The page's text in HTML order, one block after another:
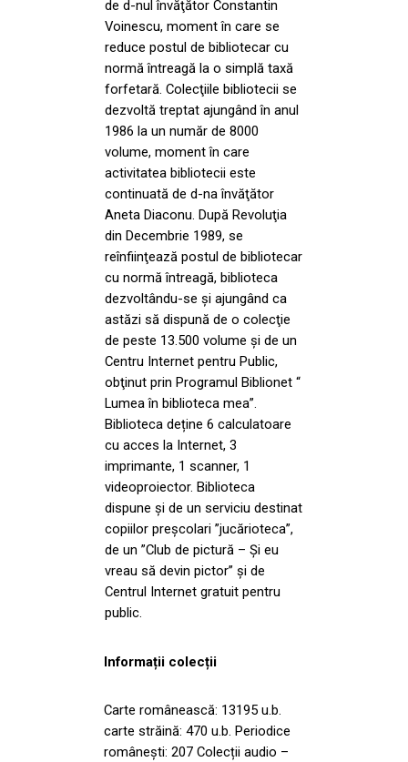
de d-nul învăţător Constantin
Voinescu, moment în care se
reduce postul de bibliotecar cu
normă întreagă la o simplă taxă
forfetară. Colecţiile bibliotecii se
dezvoltă treptat ajungând în anul
1986 la un număr de 8000
volume, moment în care
activitatea bibliotecii este
continuată de d-na învăţător
Aneta Diaconu. După Revoluţia
din Decembrie 1989, se
reînfiinţează postul de bibliotecar
cu normă întreagă, biblioteca
dezvoltându-se şi ajungând ca
astăzi să dispună de o colecţie
de peste 13.500 volume şi de un
Centru Internet pentru Public,
obţinut prin Programul Biblionet “
Lumea în biblioteca mea”.
Biblioteca deține 6 calculatoare
cu acces la Internet, 3
imprimante, 1 scanner, 1
videoproiector. Biblioteca
dispune și de un serviciu destinat
copiilor preșcolari ”jucărioteca”,
de un ”Club de pictură – Și eu
vreau să devin pictor” și de
Centrul Internet gratuit pentru
public.
Informații colecții
Carte românească: 13195 u.b.
carte străină: 470 u.b. Periodice
românești: 207 Colecții audio –